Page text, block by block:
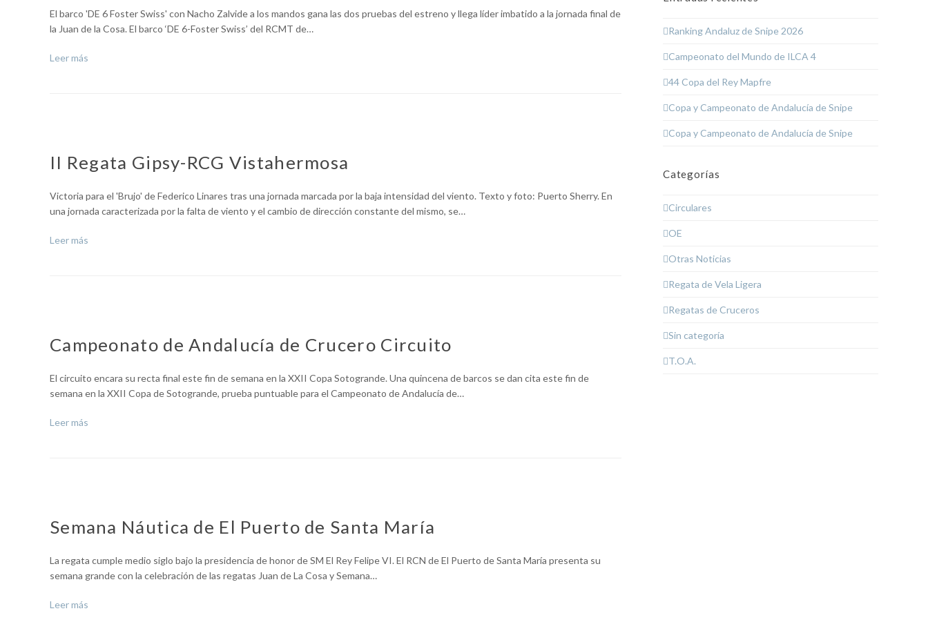
El barco 'DE 6 Foster Swiss' con Nacho Zalvide a los mandos gana las dos pruebas del estreno y llega líder imbatido a la jornada final de
la Juan de la Cosa. El barco ‘DE 6-Foster Swiss’ del RCMT de…
Leer más
II Regata Gipsy-RCG Vistahermosa
Victoria para el 'Brujo' de Federico Linares tras una jornada marcada por la baja intensidad del viento. Texto y foto: Puerto Sherry. En
una jornada caracterizada por la falta de viento y el cambio de dirección constante del mismo, se…
Leer más
Campeonato de Andalucía de Crucero Circuito
El circuito encara su recta final este fin de semana en la XXII Copa Sotogrande. Una quincena de barcos se dan cita este fin de
semana en la XXII Copa de Sotogrande, prueba puntuable para el Campeonato de Andalucía de…
Leer más
Semana Náutica de El Puerto de Santa María
La regata cumple medio siglo bajo la presidencia de honor de SM El Rey Felipe VI. El RCN de El Puerto de Santa María presenta su
semana grande con la celebración de las regatas Juan de La Cosa y Semana…
Leer más
Ranking Andaluz de Snipe 2026
Campeonato del Mundo de ILCA 4
44 Copa del Rey Mapfre
Copa y Campeonato de Andalucía de Snipe
Copa y Campeonato de Andalucía de Snipe
Categorías
Circulares
OE
Otras Noticias
Regata de Vela Ligera
Regatas de Cruceros
Sin categoría
T.O.A.